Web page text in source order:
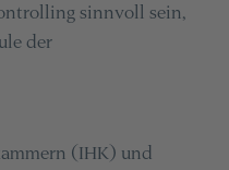
sinnvoll sein,
der
(IHK) und